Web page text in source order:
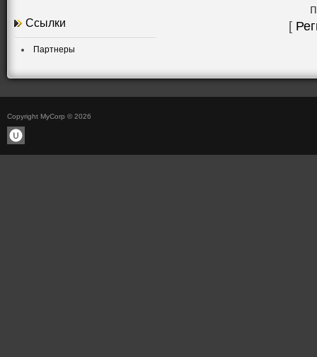
Ссылки
Партнеры
[
Copyright MyCorp © 2026